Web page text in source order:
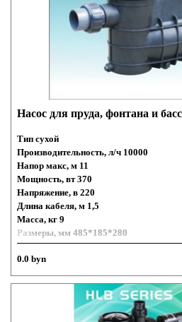
Насос для пруда, фонтана и
Тип сухой
Производительность, л/ч 10000
Напор макс, м 11
Мощность, вт 370
Напряжение, в 220
Длина кабеля, м 1,5
Масса, кг 9
Размеры, мм 485*185*280
0.0 byn